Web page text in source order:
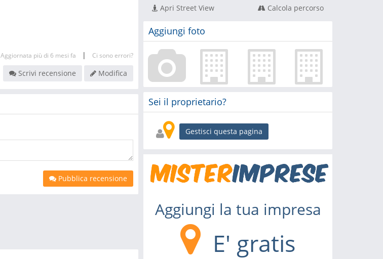
Aggiornata più di 6 mesi fa | Ci sono errori?
Scrivi recensione Modifica
Pubblica recensione
Apri Street View Calcola percorso
Aggiungi foto
Sei il proprietario?
Gestisci questa pagina
Aggiungi la tua impresa
E' gratis